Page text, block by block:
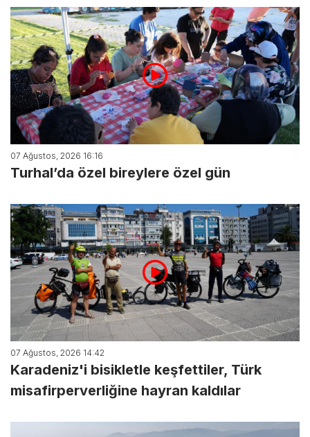
07 Ağustos, 2026 16:16
Turhal’da özel bireylere özel gün
07 Ağustos, 2026 14:42
Karadeniz'i bisikletle keşfettiler, Türk
misafirperverliğine hayran kaldılar